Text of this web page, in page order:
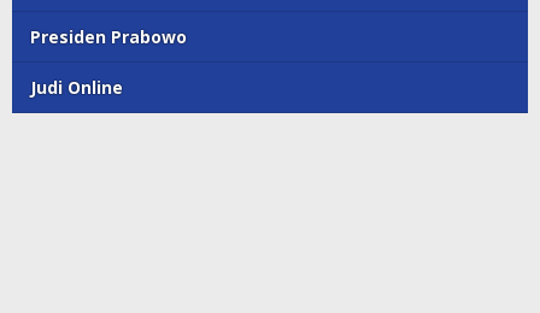
Presiden Prabowo
Judi Online